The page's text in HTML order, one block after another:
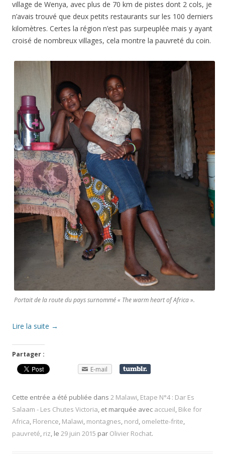
village de Wenya, avec plus de 70 km de pistes dont 2 cols, je
n’avais trouvé que deux petits restaurants sur les 100 derniers
kilomètres. Certes la région n’est pas surpeuplée mais y ayant
croisé de nombreux villages, cela montre la pauvreté du coin.
Portait de la route du pays surnommé « The warm heart of Africa ».
Lire la suite →
Partager :
E-mail
Cette entrée a été publiée dans 2 Malawi Etape N°4 : Dar Es
Salaam - Les Chutes Victoria , et marquée avec accueil Bike for
Africa Florence Malawi montagnes nord omelette-frite
pauvreté riz , le 29 juin 2015 par Olivier Rochat.